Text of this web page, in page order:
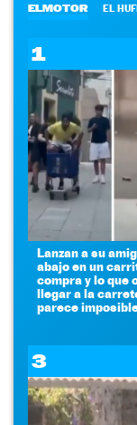
ELMOTOR EL
1
Lanzan a su
abajo en un
compra y lo que
llegar a la
parece
3